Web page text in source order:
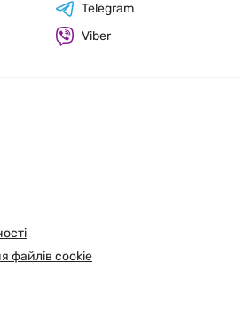
файлів cookie
Telegram
Viber